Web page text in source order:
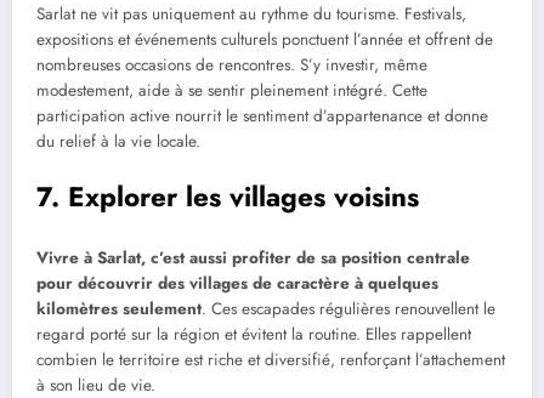
Sarlat ne vit pas uniquement au rythme du tourisme. Festivals,
expositions et événements culturels ponctuent l’année et offrent de
nombreuses occasions de rencontres. S’y investir, même
modestement, aide à se sentir pleinement intégré. Cette
participation active nourrit le sentiment d’appartenance et donne
du relief à la vie locale.
7. Explorer les villages voisins
Vivre à Sarlat, c’est aussi profiter de sa position centrale
pour découvrir des villages de caractère à quelques
kilomètres seulement. Ces escapades régulières renouvellent le
regard porté sur la région et évitent la routine. Elles rappellent
combien le territoire est riche et diversifié, renforçant l’attachement
à son lieu de vie.